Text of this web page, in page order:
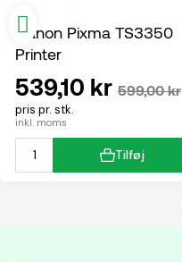
Canon Pixma TS3350
Printer
pris pr. stk.
inkl. moms
539,10 kr 599,00 kr
Tilføj